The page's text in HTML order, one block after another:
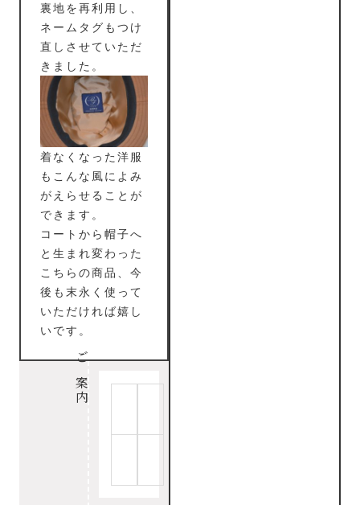
裏地を再利用し、
ネームタグもつけ
直しさせていただ
きました。
着なくなった洋服
もこんな風によみ
がえらせることが
できます。
コートから帽子へ
と生まれ変わった
こちらの商品、今
後も末永く使って
いただければ嬉し
いです。
ご案内